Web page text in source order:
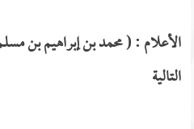
الأعلام : ( محمد بن إبراهيم بن
التالية